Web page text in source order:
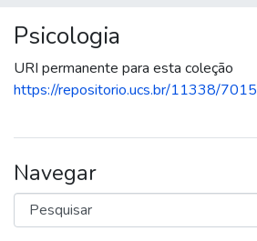
Psicologia
URI permanente para esta coleção
https://repositorio.ucs.br/11338/7015
Navegar